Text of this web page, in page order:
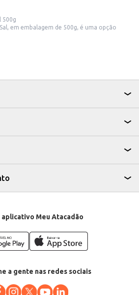
500g
em embalagem de 500g, é uma opção
restaurantes e lanchonetes, este tempero
patês.
leguminosas.
e Sal, você simplifica o preparo das suas
aplicativo Meu Atacadão
a gente nas redes sociais